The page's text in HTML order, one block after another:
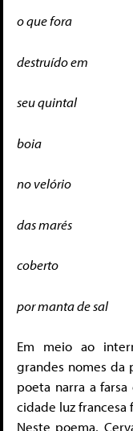
o que fora
destruído em
seu quintal
boia
no velório
das marés
coberto
por manta de sal
Em meio ao
grandes nomes da
poeta narra a
cidade luz francesa
Neste poema,